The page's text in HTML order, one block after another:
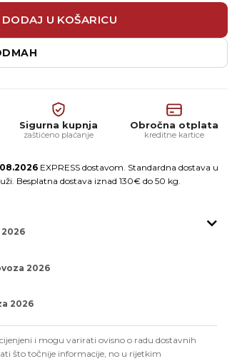
brusni disk za žirafu količina
DODAJ U KOŠARICU
Sigurna kupnja
zaštićeno plaćanje
Obročna otplata
kreditne kartice
EXPRESS dostavom. Standardna dostava u
Besplatna dostava iznad 130€ do 50 kg.
2026
2026
i mogu varirati ovisno o radu dostavnih
što točnije informacije, no u rijetkim